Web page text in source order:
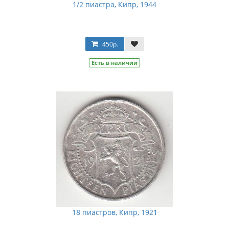
1/2 пиастра, Кипр, 1944
450р.
Есть в наличии
18 пиастров, Кипр, 1921